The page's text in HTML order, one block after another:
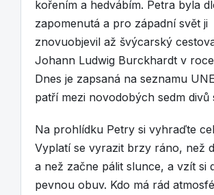
kořením a hedvábím. Petra byla
zapomenutá a pro západní svět ji
znovuobjevil až švýcarský
Johann Ludwig Burckhardt v roce
Dnes je zapsaná na seznamu
patří mezi novodobých sedm divů
Na prohlídku Petry si vyhraďte
Vyplatí se vyrazit brzy ráno, než
a než začne pálit slunce, a vzít si
pevnou obuv. Kdo má rád